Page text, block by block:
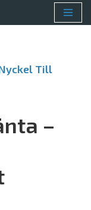
Till
–